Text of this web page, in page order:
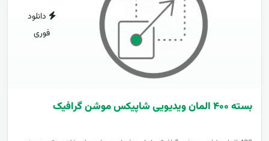
دانلود
فوری
بسته ۴۰۰ المان ویدیویی شاپیکس موشن گرافیک